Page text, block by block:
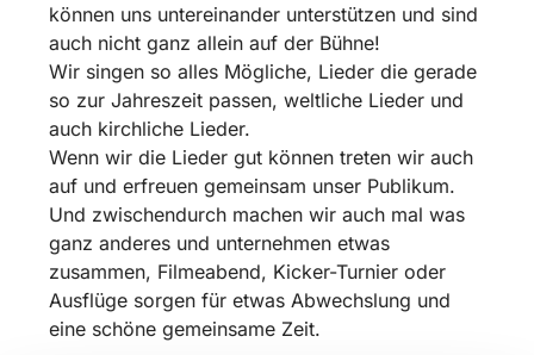
können uns untereinander unterstützen und sind
auch nicht ganz allein auf der Bühne!
Wir singen so alles Mögliche, Lieder die gerade
so zur Jahreszeit passen, weltliche Lieder und
auch kirchliche Lieder.
Wenn wir die Lieder gut können treten wir auch
auf und erfreuen gemeinsam unser Publikum.
Und zwischendurch machen wir auch mal was
ganz anderes und unternehmen etwas
zusammen, Filmeabend, Kicker-Turnier oder
Ausflüge sorgen für etwas Abwechslung und
eine schöne gemeinsame Zeit.